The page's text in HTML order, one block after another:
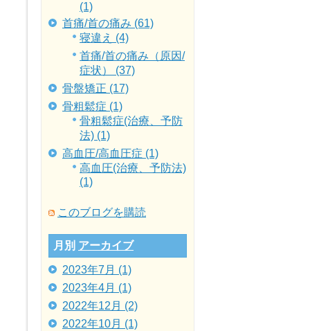
(1)
首痛/首の痛み (61)
寝違え (4)
首痛/首の痛み（原因/
症状） (37)
骨盤矯正 (17)
骨粗鬆症 (1)
骨粗鬆症(治療、予防
法) (1)
高血圧/高血圧症 (1)
高血圧(治療、予防法)
(1)
このブログを購読
月別 アーカイブ
2023年7月 (1)
2023年4月 (1)
2022年12月 (2)
2022年10月 (1)